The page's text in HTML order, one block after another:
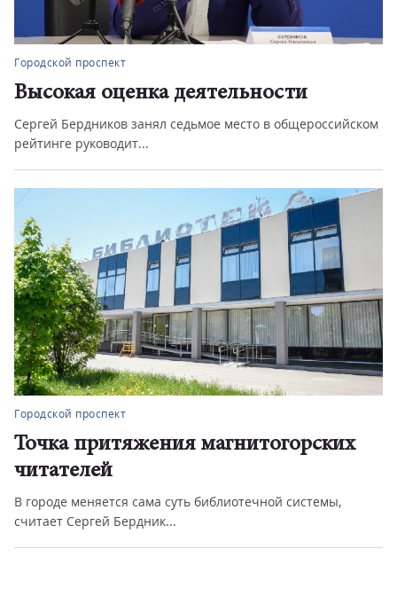
Городской проспект
Цифровой регион
Челябинская область – один из лидеров по
цифровых технологий ...
Городской проспект
Нарушение правил приводит к
трагедии
На аппаратном совещании в администрации города
обсудили обстановку с пож...